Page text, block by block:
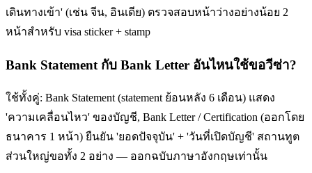
เดินทางเข้า' (เช่น จีน, อินเดีย) ตรวจสอบหน้าว่างอย่างน้อย 2
หน้าสำหรับ visa sticker + stamp
Bank Statement กับ Bank Letter อันไหนใช้ขอวีซ่า?
ใช้ทั้งคู่: Bank Statement (statement ย้อนหลัง 6 เดือน) แสดง
'ความเคลื่อนไหว' ของบัญชี, Bank Letter / Certification (ออกโดย
ธนาคาร 1 หน้า) ยืนยัน 'ยอดปัจจุบัน' + 'วันที่เปิดบัญชี' สถานทูต
ส่วนใหญ่ขอทั้ง 2 อย่าง — ออกฉบับภาษาอังกฤษเท่านั้น